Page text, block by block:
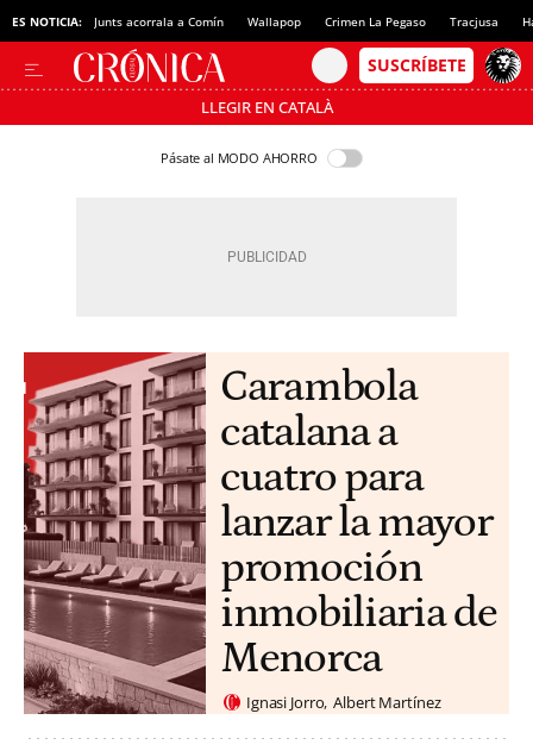
ES NOTICIA: Junts acorrala a Comín Wallapop Crimen La Pegaso Tracjusa
LLEGIR EN CATALÀ
Pásate al MODO AHORRO
Carambola
catalana a
cuatro para
lanzar la mayor
promoción
inmobiliaria de
Menorca
Ignasi Jorro Albert Martínez